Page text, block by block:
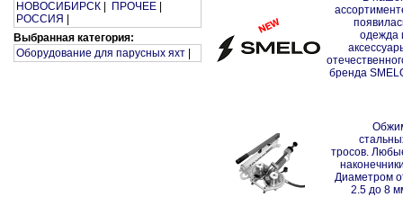
НОВОСИБИРСК
ПРОЧЕЕ
РОССИЯ
Выбранная категория:
Оборудование для парусных яхт
одежда
бренда
тросов.
Диаметром
2.5 до 8